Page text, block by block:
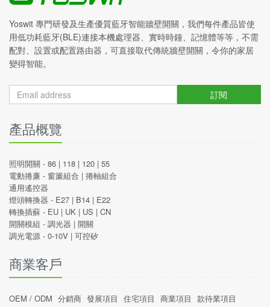
Yoswit 專門研發及生產優質藍牙智能牆壁開關，我們每件產品皆使
用低功耗藍牙(BLE)連接本機處理器、實時時鐘、記憶體等等，不需
配對、設置或配置路由器，可直接取代傳統牆壁開關，令你的家居
變得智能。
訂閱
產品概覽
照明開關 - 86 | 118 | 120 | 55
電動捲廉 - 窗簾組合 | 捲軸組合
通用遙控器
燈頭轉換器 - E27 | B14 | E22
轉換插蘇 - EU | UK | US | CN
開關模組 - 調光器 | 開關
調光電源 - 0-10V | 可控矽
商業客戶
OEM / ODM 分銷商 發展項目 住宅項目 商業項目 款待業項目